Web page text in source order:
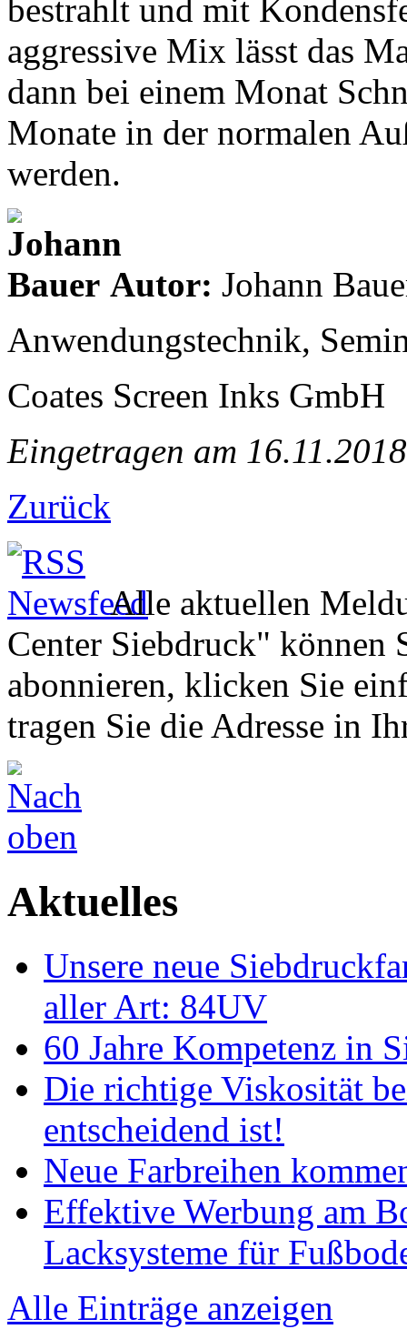
bestrahlt und mit
aggressive Mix lässt das
dann bei einem Monat
Monate in der normalen
werden.
Autor: Johann
Anwendungstechnik,
Coates Screen Inks GmbH
Eingetragen am 16.11.2018
Zurück
Alle aktuellen
Center Siebdruck" können
abonnieren, klicken Sie
tragen Sie die Adresse in
Aktuelles
Unsere neue
aller Art: 84UV
60 Jahre Kompetenz in
Die richtige Viskosität
entscheidend ist!
Neue Farbreihen
Effektive Werbung am
Lacksysteme für
Alle Einträge anzeigen